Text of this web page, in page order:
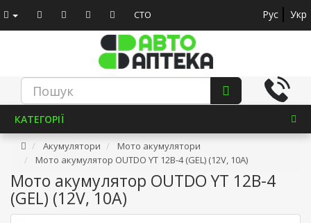
СТО Рус Укр
КАТЕГОРІЇ
Акумулятори
Мото акумулятори
Мото акумулятор OUTDO YT 12B-4 (GEL) (12V, 10A)
Мото акумулятор OUTDO YT 12B-4
(GEL) (12V, 10A)